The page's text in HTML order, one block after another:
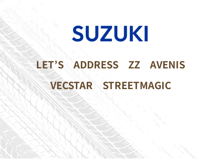
SUZUKI
LET’S ADDRESS ZZ
AVENIS
VECSTAR
STREETMAGIC